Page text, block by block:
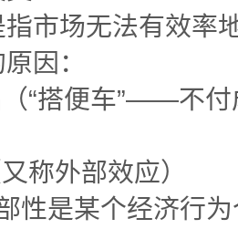
市场无法有效率
因：
“搭便车”——不
称外部效应）
性是某个经济行